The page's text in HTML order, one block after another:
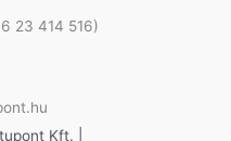
23 414 516)
Kft. |